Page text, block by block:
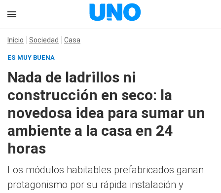
Inicio Sociedad Casa
ES MUY BUENA
Nada de ladrillos ni
construcción en seco: la
novedosa idea para sumar un
ambiente a la casa en 24
horas
Los módulos habitables prefabricados ganan
protagonismo por su rápida instalación y